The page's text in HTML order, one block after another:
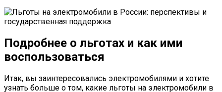
Подробнее о льготах и как ими
воспользоваться
Итак, вы заинтересовались электромобилями и хотите
узнать больше о том, какие льготы на электромобили в